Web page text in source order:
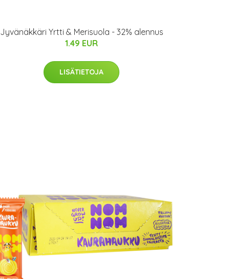
Jyvänäkkäri Yrtti & Merisuola - 32% alennus
1.49 EUR
LISÄTIETOJA